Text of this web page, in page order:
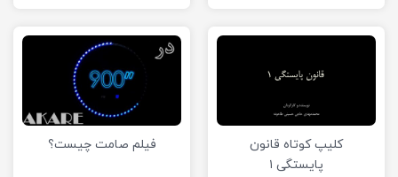
کلیپ کوتاه قانون
پایستگی ۱
فیلم صامت چیست؟